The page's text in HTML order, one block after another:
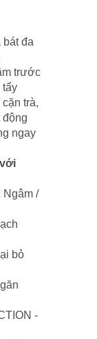
đa
trước
tẩy
trà,
động
ngay
Ngâm /
bỏ
-